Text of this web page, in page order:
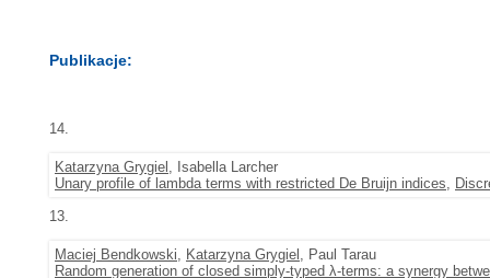
Publikacje:
14.
Katarzyna Grygiel , Isabella Larcher
Unary profile of lambda terms with restricted De Bruijn indices,
13.
Maciej Bendkowski, Katarzyna Grygiel , Paul Tarau
Random generation of closed simply-typed λ-terms: a synergy